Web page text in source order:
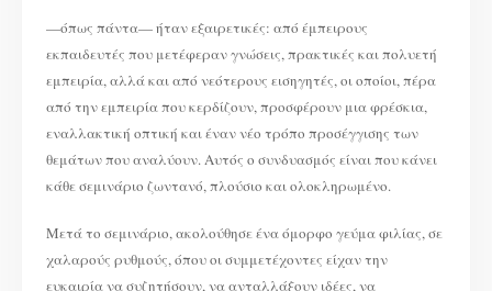
—όπως πάντα— ήταν εξαιρετικές: από έμπειρους
εκπαιδευτές που μετέφεραν γνώσεις, πρακτικές και πολυετή
εμπειρία, αλλά και από νεότερους εισηγητές, οι οποίοι, πέρα
από την εμπειρία που κερδίζουν, προσφέρουν μια φρέσκια,
εναλλακτική οπτική και έναν νέο τρόπο προσέγγισης των
θεμάτων που αναλύουν. Αυτός ο συνδυασμός είναι που κάνει
κάθε σεμινάριο ζωντανό, πλούσιο και ολοκληρωμένο.
Μετά το σεμινάριο, ακολούθησε ένα όμορφο γεύμα φιλίας, σε
χαλαρούς ρυθμούς, όπου οι συμμετέχοντες είχαν την
ευκαιρία να συζητήσουν, να ανταλλάξουν ιδέες, να